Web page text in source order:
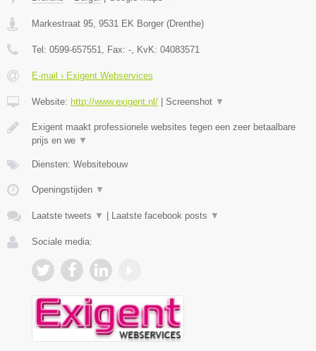
Markestraat 95, 9531 EK Borger (Drenthe)
Tel: 0599-657551, Fax: -, KvK: 04083571
E-mail › Exigent Webservices
Website: http://www.exigent.nl/ Screenshot ▼
Exigent maakt professionele websites tegen een zeer betaalbare
prijs en we ▼
Diensten: Websitebouw
Openingstijden ▼
Laatste tweets ▼ Laatste facebook posts ▼
Sociale media: